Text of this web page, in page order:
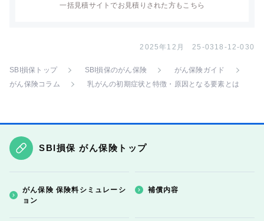
一括見積サイトでお見積りされた方もこちら
2025年12月 25-0318-12-030
SBI損保トップ SBI損保のがん保険
がん保険ガイド
がん保険コラム
乳がんの初期症状と特徴・原因となる要素とは
SBI損保 がん保険トップ
がん保険 保険料シミュレーシ
ョン
補償内容